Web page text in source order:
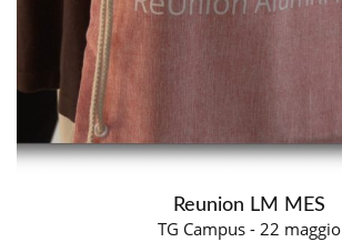
Reunion LM MES
TG Campus - 22 maggio